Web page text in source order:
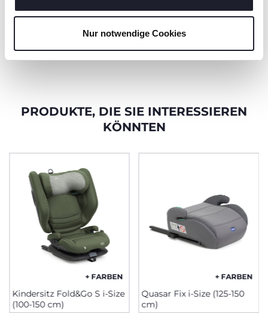
Nur notwendige Cookies
PRODUKTE, DIE SIE INTERESSIEREN
KÖNNTEN
+ FARBEN
Kindersitz Fold&Go S i-Size
(100-150 cm)
+ FARBEN
Quasar Fix i-Size (125-150
cm)